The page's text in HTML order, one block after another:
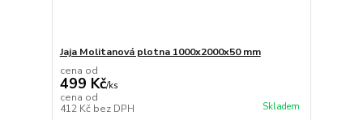
Jaja Molitanová plotna 1000x2000x50 mm
cena od
499 Kč/ks
cena od
412 Kč bez DPH Skladem